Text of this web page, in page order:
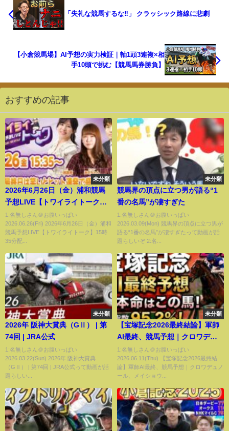
「失礼な競馬するな‼︎」 クラッシック路線に悲劇
【小倉競馬場】AI予想の実力検証｜軸1頭3連複×相
手10頭で挑む【競馬馬券勝負】
おすすめの記事
未分類
2026年6月26日（金）浦和競馬
予想LIVE【トワイライトーク】
15時35分配信スタート！
1:名無しさん＠お腹いっぱい
2026.06.26(Fri) 2026年6月26日（金）浦和
競馬予想LIVE【トワイライトーク】15時
35分配...
未分類
競馬界の頂点に立つ男が語る“1
番の名馬”が凄すぎた
1:名無しさん＠お腹いっぱい
2026.03.09(Mon) 競馬界の頂点に立つ男が
語る“1番の名馬”が凄すぎたって動画が話
題らしいぞ 2:名...
未分類
2026年 阪神大賞典（GⅡ） | 第
74回 | JRA公式
1:名無しさん＠お腹いっぱい
2026.03.22(Sun) 2026年 阪神大賞典
（GⅡ） | 第74回 | JRA公式って動画が話
題らしい...
未分類
【宝塚記念2026最終結論】軍師
AI最終、競馬予想｜クロワデュ
ノール、メイショウタバル枠順
で崩れた本命…枠順確定によっ
て評価が上がった馬・能力は高
とつで頭まである伏兵とは
1:名無しさん＠お腹いっぱい
2026.06.11(Thu) 【宝塚記念2026最終結
論】軍師AI最終、競馬予想｜クロワデュノ
ール、メイショウ...